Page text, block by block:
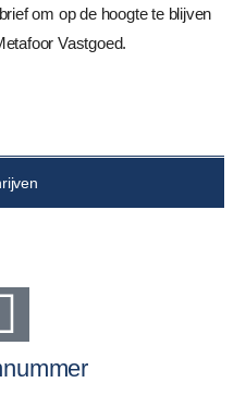
om op de hoogte te blijven
Vastgoed.